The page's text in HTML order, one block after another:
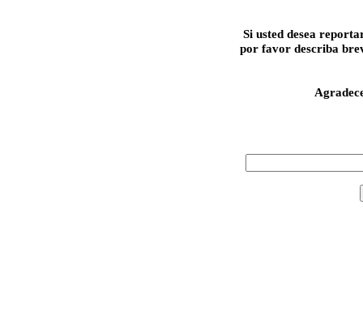
Si usted desea
por favor describa